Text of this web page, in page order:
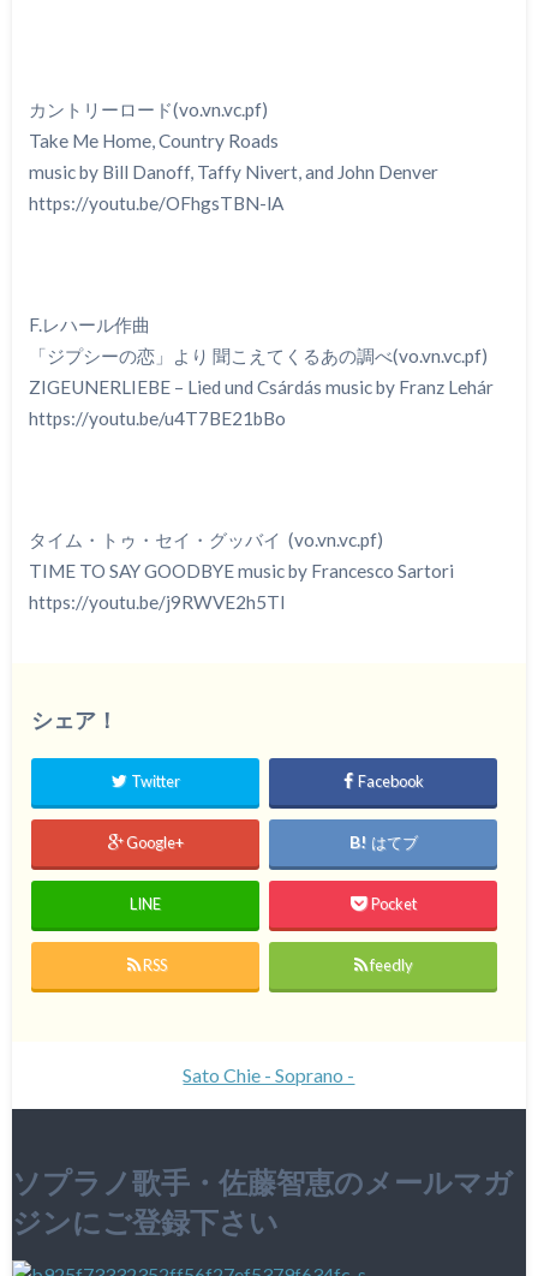
カントリーロード(vo.vn.vc.pf)
Take Me Home, Country Roads
music by Bill Danoff, Taffy Nivert, and John Denver
https://youtu.be/OFhgsTBN-lA
F.レハール作曲
「ジプシーの恋」より 聞こえてくるあの調べ(vo.vn.vc.pf)
ZIGEUNERLIEBE – Lied und Csárdás music by Franz Lehár
https://youtu.be/u4T7BE21bBo
タイム・トゥ・セイ・グッバイ (vo.vn.vc.pf)
TIME TO SAY GOODBYE music by Francesco Sartori
https://youtu.be/j9RWVE2h5TI
シェア！
Twitter Facebook
Google+ はてブ
LINE Pocket
RSS feedly
Sato Chie - Soprano -
ソプラノ歌手・佐藤智恵のメールマガ
ジンにご登録下さい